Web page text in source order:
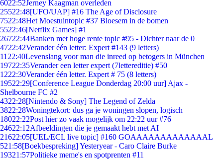
6022:52Jerney Kaagman overleden
25522:48[UFO/UAP] #16 The Age of Disclosure
7522:48Het Moestuintopic #37 Bloesem in de bomen
5522:46[Netflix Games] #1
26722:44Banken met hoge rente topic #95 - Dichter naar de 0
4722:42Verander één letter: Expert #143 (9 letters)
11 22:40Levenslang voor man die inreed op betogers in München
19722:35Verander een letter expert (7lettereditie) #50
1222:30Verander één letter. Expert # 75 (8 letters)
19522:29[Conference League Donderdag 20:00 uur] Ajax -
Shelbourne FC #2
4322:28[Nintendo & Sony] The Legend of Zelda
3822:28Woningtekort: dus ga je woningen slopen, logisch
18022:22Post hier zo vaak mogelijk om 22:22 uur #76
24622:12Afbeeldingen die je gemaakt hebt met AI
21622:05[UEL/ECL live topic] #160 GOAAAAAAAAAAAAAL
521:58[Boekbespreking] Yesteryear - Caro Claire Burke
19321:57Politieke meme's en spotprenten #11